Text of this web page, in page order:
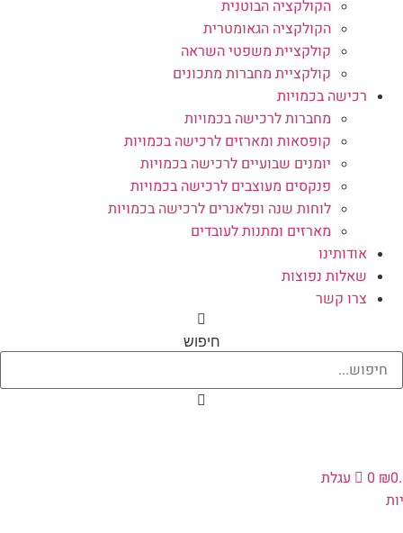
הקולקציה הבוטנית
הקולקציה הגאומטרית
קולקציית משפטי השראה
קולקציית מחברות מתכונים
רכישה בכמויות
מחברות לרכישה בכמויות
קופסאות ומארזים לרכישה בכמויות
יומנים שבועיים לרכישה בכמויות
פנקסים מעוצבים לרכישה בכמויות
לוחות שנה ופלאנרים לרכישה בכמויות
מארזים ומתנות לעובדים
אודותינו
שאלות נפוצות
צרו קשר
חיפוש
₪
0
עגלת